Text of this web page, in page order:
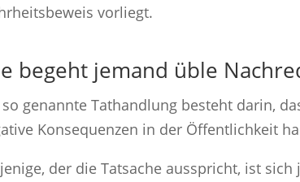
vorliegt.
begeht jemand üble
so genannte Tathandlung besteht darin,
Konsequenzen in der Öffentlichkeit
der die Tatsache ausspricht, ist